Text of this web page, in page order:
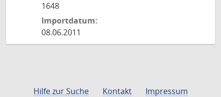
1648
Importdatum:
08.06.2011
Hilfe zur Suche Kontakt
Impressum